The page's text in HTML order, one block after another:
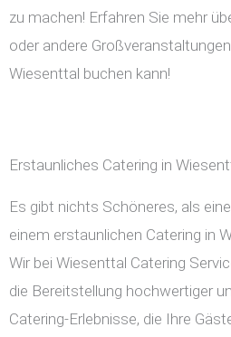
zu machen! Erfahren Sie mehr
oder andere
Wiesenttal buchen kann!
Erstaunliches Catering in
Es gibt nichts Schöneres, als
einem erstaunlichen Catering in
Wir bei Wiesenttal Catering
die Bereitstellung hochwertiger
Catering-Erlebnisse, die Ihre